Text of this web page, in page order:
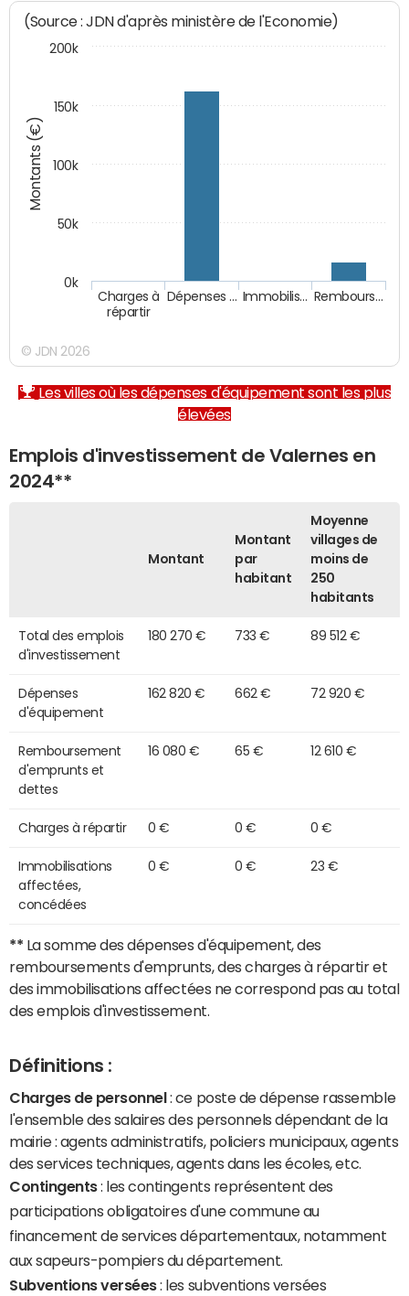
Montants (€)
(Source : JDN d'après ministère de l'Economie)
Charges à
répartir
Dépenses … Immobilis… Rembours…
0k
50k
100k
150k
200k
© JDN 2026
Les villes où les dépenses d'équipement sont les plus
élevées
Emplois d'investissement de Valernes en
2024**
Montant
Montant
par
habitant
Moyenne
villages de
moins de
250
habitants
Total des emplois
d'investissement
180 270 € 733 € 89 512 €
Dépenses
d'équipement
162 820 € 662 € 72 920 €
Remboursement
d'emprunts et
dettes
16 080 € 65 € 12 610 €
Charges à répartir 0 € 0 € 0 €
Immobilisations
affectées,
concédées
0 € 0 € 23 €
** La somme des dépenses d'équipement, des
remboursements d'emprunts, des charges à répartir et
des immobilisations affectées ne correspond pas au total
des emplois d'investissement.
Définitions :
Charges de personnel : ce poste de dépense rassemble
l'ensemble des salaires des personnels dépendant de la
mairie : agents administratifs, policiers municipaux, agents
des services techniques, agents dans les écoles, etc.
Contingents: les contingents représentent des
participations obligatoires d'une commune au
financement de services départementaux, notamment
aux sapeurs-pompiers du département.
Subventions versées: les subventions versées